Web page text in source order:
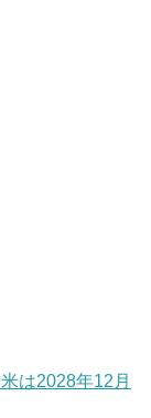
は2028年12月